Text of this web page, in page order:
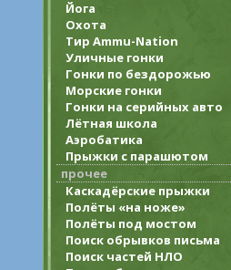
Йога
Охота
Тир Ammu-Nation
Уличные гонки
Гонки по бездорожью
Морские гонки
Гонки на серийных авто
Лётная школа
Аэробатика
Прыжки с парашютом
прочее
Каскадёрские прыжки
Полёты «на ноже»
Полёты под мостом
Поиск обрывков письма
Поиск частей НЛО